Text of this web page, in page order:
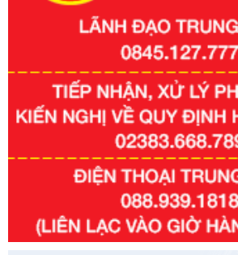
Số kí hiệu:351/2025/NĐ-CP
Tên: Nghị định số 351/2025/NĐ-CP của
định chuẩn nghèo đa chiều quốc gia giai
Ngày ban hành: 29/12/2026